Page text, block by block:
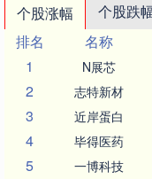
个股涨幅 个股跌
排名
名称
1
N展芯
2 志特新材
3 近岸蛋白
4 毕得医药
5 一博科技